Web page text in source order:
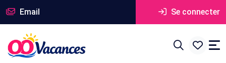
Email Se connecter